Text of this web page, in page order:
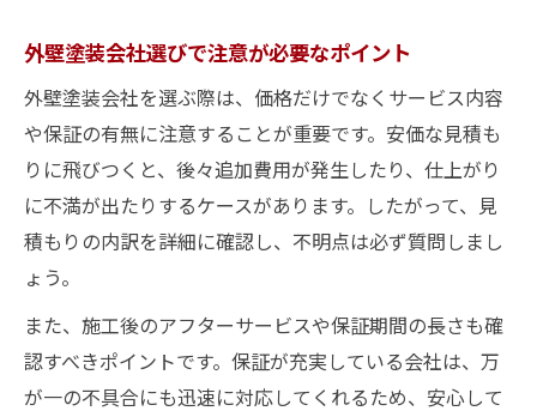
外壁塗装会社選びで注意が必要なポイント
外壁塗装会社を選ぶ際は、価格だけでなくサービス内容
や保証の有無に注意することが重要です。安価な見積も
りに飛びつくと、後々追加費用が発生したり、仕上がり
に不満が出たりするケースがあります。したがって、見
積もりの内訳を詳細に確認し、不明点は必ず質問しまし
ょう。
また、施工後のアフターサービスや保証期間の長さも確
認すべきポイントです。保証が充実している会社は、万
が一の不具合にも迅速に対応してくれるため、安心して